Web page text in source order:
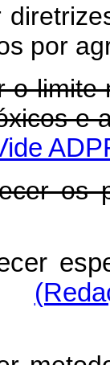
por
o limite
e
os